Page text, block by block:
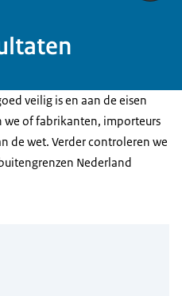
veilig is en aan de eisen
of fabrikanten, importeurs
de wet. Verder controleren we
Nederland